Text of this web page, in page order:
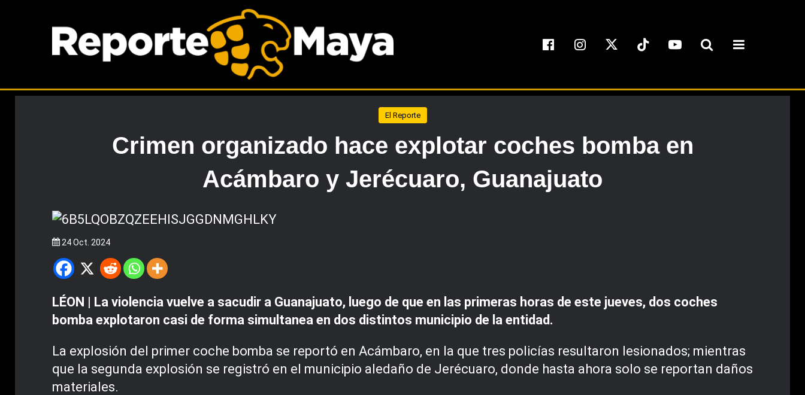
El Reporte
Crimen organizado hace explotar coches bomba en
Acámbaro y Jerécuaro, Guanajuato
24 Oct. 2024
LÉON | La violencia vuelve a sacudir a Guanajuato, luego de que en las primeras horas de este jueves, dos coches
bomba explotaron casi de forma simultanea en dos distintos municipio de la entidad.
La explosión del primer coche bomba se reportó en Acámbaro, en la que tres policías resultaron lesionados; mientras
que la segunda explosión se registró en el municipio aledaño de Jerécuaro, donde hasta ahora solo se reportan daños
materiales.